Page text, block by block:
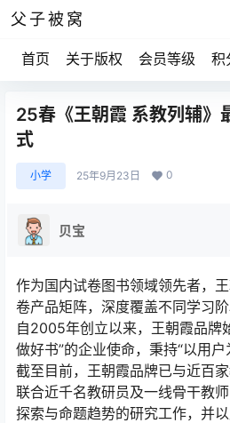
父子被窝
首页 关于版权 会员等级 积
25春《王朝霞 系教列辅》
式
小学 25年9月23日 0
贝宝
作为国内试卷图书领域领先者，
卷产品矩阵，深度覆盖不同学习阶
自2005年创立以来，王朝霞品牌
做好书”的企业使命，秉持“以用户
截至目前，王朝霞品牌已与近百家
联合近千名教研员及一线骨干教
探索与命题趋势的研究工作，并